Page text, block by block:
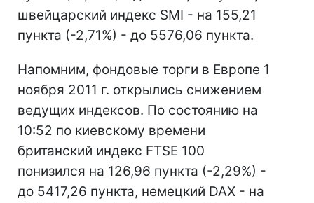
швейцарский индекс SMI - на 155,21
пункта (-2,71%) - до 5576,06 пункта.
Напомним, фондовые торги в Европе 1
ноября 2011 г. открылись снижением
ведущих индексов. По состоянию на
10:52 по киевскому времени
британский индекс FTSE 100
понизился на 126,96 пункта (-2,29%) -
до 5417,26 пункта, немецкий DAX - на